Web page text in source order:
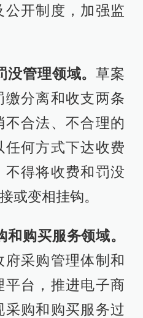
开制度，加强监
没管理领域。草案
分离和收支两条
合法、不合理的
何方式下达收费
得将收费和罚没
或变相挂钩。
和购买服务领域。
采购管理体制和
台，推进电子商
购和购买服务过